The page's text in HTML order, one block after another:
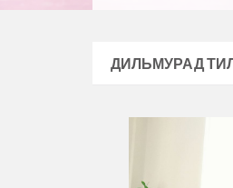
ДИЛЬМУРАД